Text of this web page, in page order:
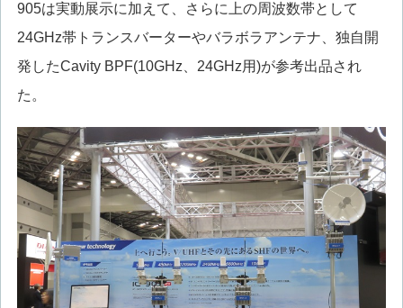
905は実動展示に加えて、さらに上の周波数帯として
24GHz帯トランスバーターやバラボラアンテナ、独自開
発したCavity BPF(10GHz、24GHz用)が参考出品され
た。